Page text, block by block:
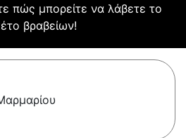
πώς μπορείτε να λάβετε το
βραβείων!